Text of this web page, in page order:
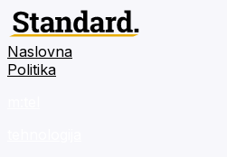
Naslovna
Politika